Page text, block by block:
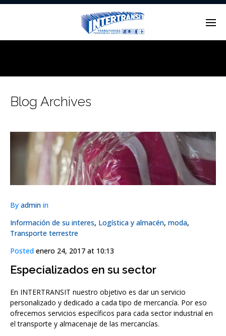
Blog Archives
By admin in
Información de su interes, Logística y almacén, moda,
Transporte terrestre
Posted enero 24, 2017 at 10:13
Especializados en su sector
En INTERTRANSIT nuestro objetivo es dar un servicio
personalizado y dedicado a cada tipo de mercancía. Por eso
ofrecemos servicios específicos para cada sector industrial en
el transporte y almacenaje de las mercancías.